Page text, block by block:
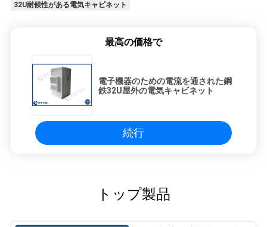
32U耐候性がある電気キャビネット
最高の価格で
電子機器のための電流を通された鋼
鉄32U屋外の電気キャビネット
続行
トップ製品